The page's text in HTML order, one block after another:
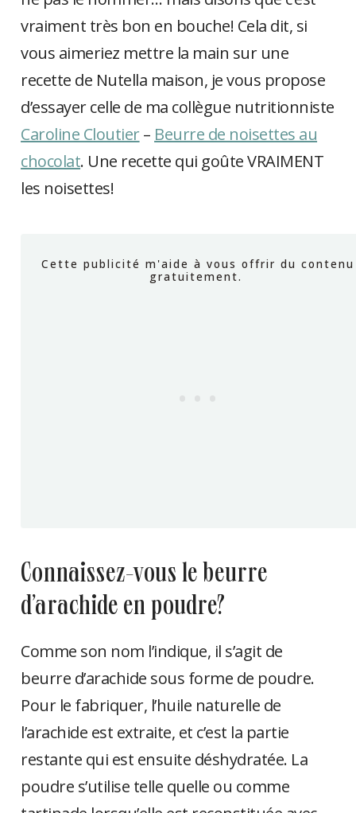
vraiment très bon en bouche! Cela dit, si
vous aimeriez mettre la main sur une
recette de Nutella maison, je vous propose
d’essayer celle de ma collègue nutritionniste
Caroline Cloutier – Beurre de noisettes au
chocolat. Une recette qui goûte VRAIMENT
les noisettes!
connaissez-vous le beurre
d’arachide en poudre?
Comme son nom l’indique, il s’agit de
beurre d’arachide sous forme de poudre.
Pour le fabriquer, l’huile naturelle de
l’arachide est extraite, et c’est la partie
restante qui est ensuite déshydratée. La
poudre s’utilise telle quelle ou comme